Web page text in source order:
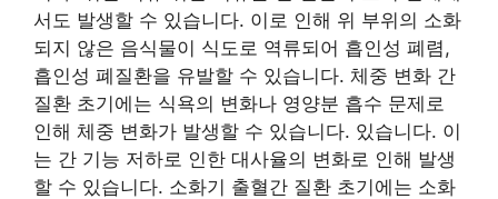
서도 발생할 수 있습니다. 이로 인해 위 부위의 소화
되지 않은 음식물이 식도로 역류되어 흡인성 폐렴,
흡인성 폐질환을 유발할 수 있습니다. 체중 변화 간
질환 초기에는 식욕의 변화나 영양분 흡수 문제로
인해 체중 변화가 발생할 수 있습니다. 있습니다. 이
는 간 기능 저하로 인한 대사율의 변화로 인해 발생
할 수 있습니다. 소화기 출혈간 질환 초기에는 소화